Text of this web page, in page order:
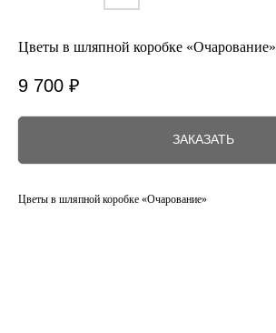
Цветы в шляпной коробке «Очарование»
9 700 ₽
ЗАКАЗАТЬ
Цветы в шляпной коробке «Очарование»